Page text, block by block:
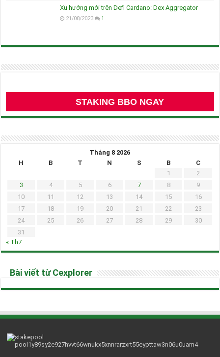
Xu hướng mới trên Defi Cardano: Dex Aggregator
21/08/2023 1
STAKING BBO NGAY
Tháng 8 2026
H
B T N S B
C
1
2
3
4 5 6 7 8
9
10
11 12 13 14 15
16
17
18 19 20 21 22
23
24
25 26 27 28 29
30
31
« Th7
Bài viết từ Cexplorer